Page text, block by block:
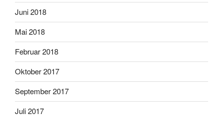
Juni 2018
Mai 2018
Februar 2018
Oktober 2017
September 2017
Juli 2017